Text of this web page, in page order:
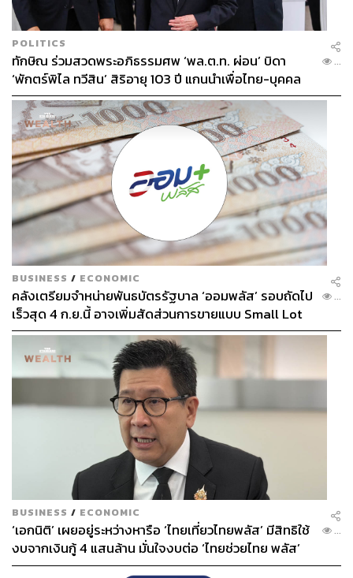
POLITICS
ทักษิณ ร่วมสวดพระอภิธรรมศพ ‘พล.ต.ท. ผ่อน’ บิดา
‘พักตร์พิไล ทวีสิน’ สิริอายุ 103 ปี แกนนำเพื่อไทย-บุคคล
หลากวงการร่วมอาลัย
...
BUSINESS / ECONOMIC
คลังเตรียมจำหน่ายพันธบัตรรัฐบาล ‘ออมพลัส’ รอบถัดไป
เร็วสุด 4 ก.ย.นี้ อาจเพิ่มสัดส่วนการขายแบบ Small Lot
First มากขึ้น
...
BUSINESS / ECONOMIC
‘เอกนิติ’ เผยอยู่ระหว่างหารือ ‘ไทยเที่ยวไทยพลัส’ มีสิทธิใช้
งบจากเงินกู้ 4 แสนล้าน มั่นใจงบต่อ ‘ไทยช่วยไทย พลัส’
เฟส 2 มีเพียงพอ
...